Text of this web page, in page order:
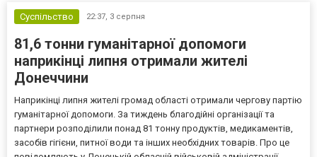
Суспільство 22:37, 3 серпня
81,6 тонни гуманітарної допомоги
наприкінці липня отримали жителі
Донеччини
Наприкінці липня жителі громад області отримали чергову партію
гуманітарної допомоги. За тиждень благодійні організації та
партнери розподілили понад 81 тонну продуктів, медикаментів,
засобів гігієни, питної води та інших необхідних товарів. Про це